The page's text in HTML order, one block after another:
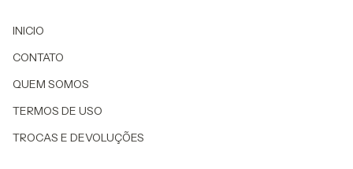
INICIO
CONTATO
QUEM SOMOS
TERMOS DE USO
TROCAS E DEVOLUÇÕES